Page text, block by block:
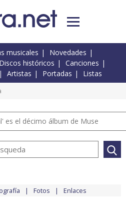
musicales
Novedades
Discos históricos
Canciones
Artistas Portadas Listas
es el décimo álbum de Muse
Fotos Enlaces